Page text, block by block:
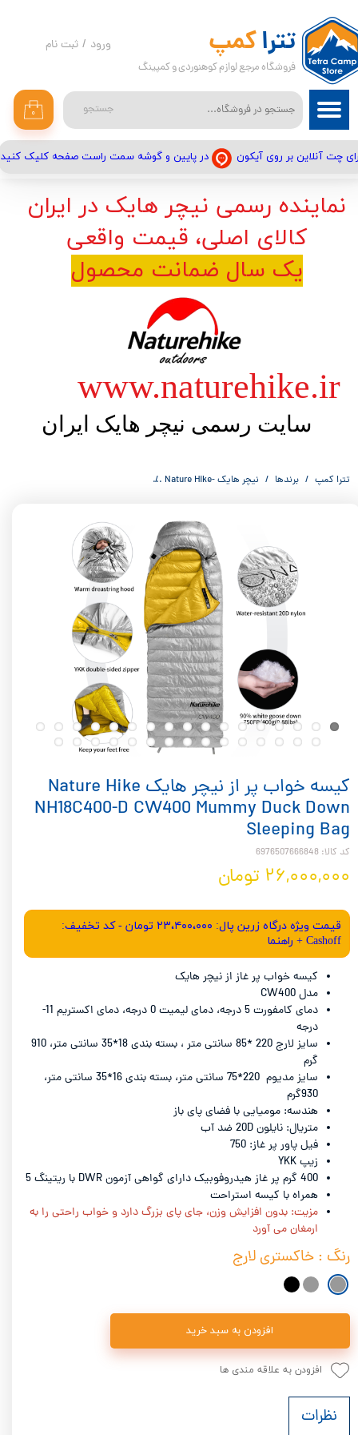
جستجو ۰
ورود / ثبت نام
حساب کاربری من
تغییر گذر واژه
سفارشات
خروج از حساب کاربری
چت آنلاین بر روی آیکون در پایین و گوشه سمت راست صفحه کلیک کنید
تتراکمپ
فروشگاه مرجع لوازم کوهنوردی و کمپینگ
نماینده رسمی نیچر هایک در ایران
کالای اصلی، قیمت واقعی
یک سال ضمانت محصول
​​www.naturehike.ir
سایت رسمی نیچر هایک ایران
تترا کمپ برندها نیچر هایک -Nature Hike
کیسه خواب پر از نیچر هایک Nature Hike
NH18C400-D CW400 Mummy Duck Down
Sleeping Bag
کد کالا: 6976507666848
۲۶,۰۰۰,۰۰۰ تومان
قیمت ویژه درگاه زرین پال: ۲۳،۴۰۰،۰۰۰ تومان - کد تخفیف:
Cashoff + راهنما
کیسه خواب پر غاز از نیچر هایک
مدل CW400
دمای کامفورت 5 درجه، دمای لیمیت 0 درجه، دمای اکستریم 11-
درجه
سایز لارج 220 *85 سانتی متر ، بسته بندی 18*35 سانتی متر، 910
گرم
سایز مدیوم 220*75 سانتی متر، بسته بندی 16*35 سانتی متر،
930گرم
هندسه: مومیایی با فضای پای باز
متریال: نایلون 20D ضد آب
فیل پاور پر غاز: 750
زیپ YKK
400 گرم پر غاز هیدروفوبیک دارای گواهی آزمون DWR با ریتینگ 5
همراه با کیسه استراحت
مزیت: بدون افزایش وزن، جای پای بزرگ دارد و خواب راحتی را به
ارمغان می آورد
رنگ : خاکستری لارج
افزودن به سبد خرید
افزودن به علاقه مندی ها
نظرات